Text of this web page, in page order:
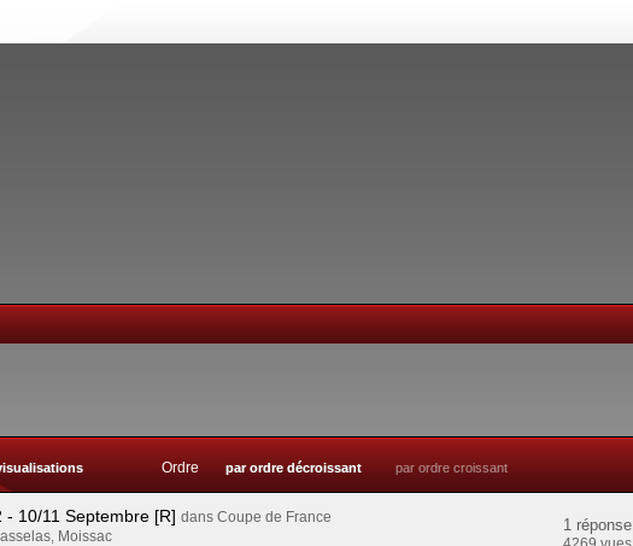
Ordre par ordre décroissant par ordre croissant
- 10/11 Septembre [R] dans Coupe de France
, Moissac
1 réponse